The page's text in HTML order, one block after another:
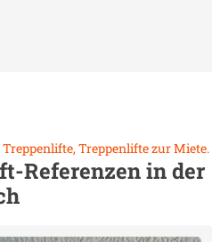
Treppenlifte zur Miete.
Referenzen in der